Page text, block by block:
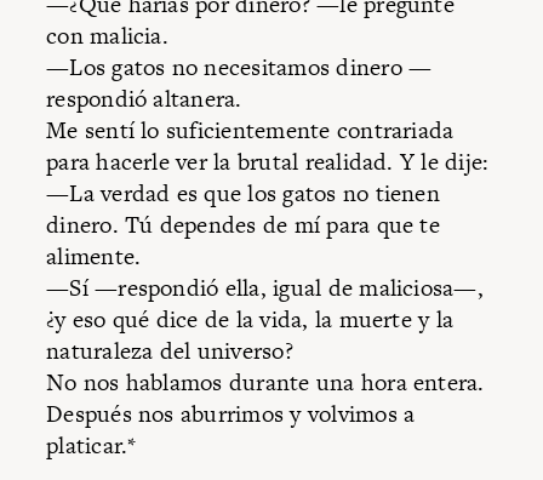
con malicia.
—Los gatos no necesitamos dinero —
respondió altanera.
Me sentí lo suficientemente contrariada
para hacerle ver la brutal realidad. Y le dije:
—La verdad es que los gatos no tienen
dinero. Tú dependes de mí para que te
alimente.
—Sí —respondió ella, igual de maliciosa—,
¿y eso qué dice de la vida, la muerte y la
naturaleza del universo?
No nos hablamos durante una hora entera.
Después nos aburrimos y volvimos a
platicar.*